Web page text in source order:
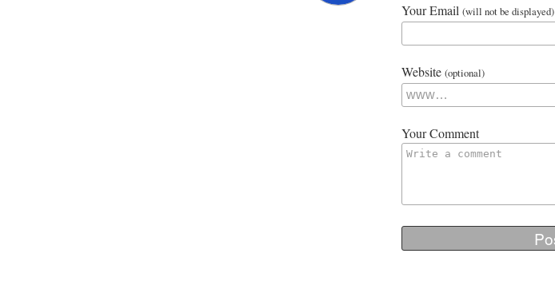
Your Email (will not be displayed)
Website (optional)
Your Comment